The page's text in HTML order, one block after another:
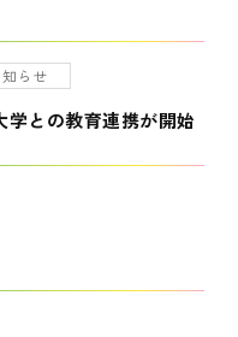
らせ
との教育連携が開始